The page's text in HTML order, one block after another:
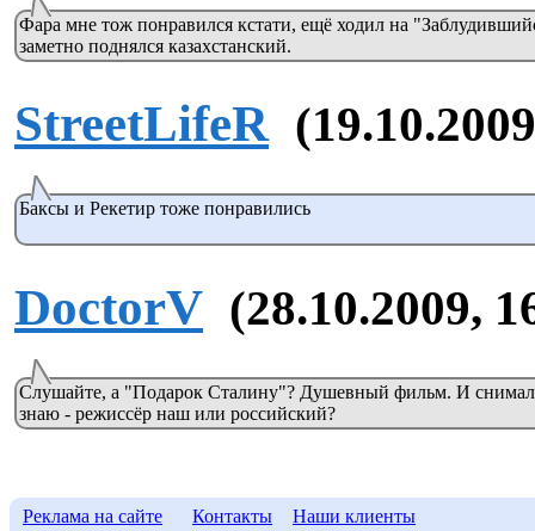
Фара мне тож понравился кстати, ещё ходил на
заметно поднялся казахстанский.
StreetLifeR
Баксы и Рекетир тоже понравились
DoctorV (28.10.2009,
Слушайте, а "Подарок Сталину"? Душевный фильм. И
знаю - режиссёр наш или российский?
Реклама на сайте Контакты Наши клиенты